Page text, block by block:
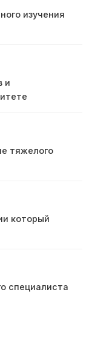
изучения
и
тяжелого
который
специалиста